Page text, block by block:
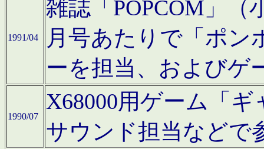
1991/04
雑誌「POPCOM」（
月号あたりで「ポン
ーを担当、およびゲ
1990/07
X68000用ゲーム「
サウンド担当などで